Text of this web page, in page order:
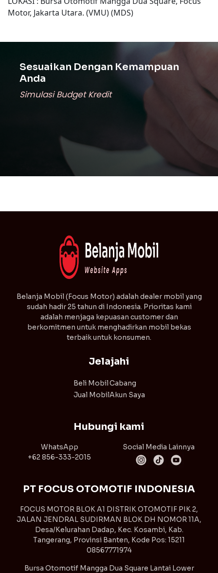
Motor, Jakarta Utara. (VMU) (MDS)
Sesuaikan Dengan Kemampuan
Anda
Simulasi Budget Kredit
⁠Belanja Mobil (Focus Motor) adalah dealer mobil yang
sudah hadir 25 tahun di Indonesia. Prioritas kami
adalah menjaga kepuasan customer dan
berkomitmen untuk menghadirkan mobil bekas
terbaik untuk konsumen.
Jelajahi
Beli Mobil
Jual Mobil
Cabang
Akun Saya
Hubungi kami
WhatsApp
+62 856-333-2015
Social Media Lainnya
PT FOCUS OTOMOTIF INDONESIA
FOCUS MOTOR BLOK A1 DISTRIK OTOMOTIF PIK 2,
JALAN JENDRAL SUDIRMAN BLOK DH NOMOR 11A,
Desa/Kelurahan Dadap, Kec. Kosambi, Kab.
Tangerang, Provinsi Banten, Kode Pos: 15211
08567771974
Bursa Otomotif Mangga Dua Square Lantai Lower